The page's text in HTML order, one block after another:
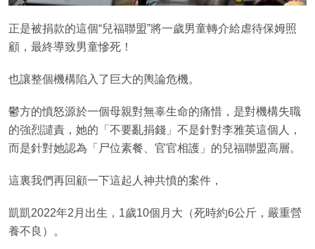
正是被捐款的這個“兒福聯盟”將一歲男童轉介給虐待保姆照
顧，最終導致男童慘死！
也讓整個機構陷入了巨大的輿論危機。
鬱方的憤怒源於一個母親對無辜生命的痛惜，是對機構失職
的強烈譴責，她的「不要亂捐錢」不是針對李雅英這個人，
而是針對她認為「尸位素餐、官官相護」的兒福聯盟高層。
這裏我們再回顧一下這起人神共憤的案件，
凱凱2022年2月出生，1歲10個月大（死時約6公斤，嚴重營
養不良）。